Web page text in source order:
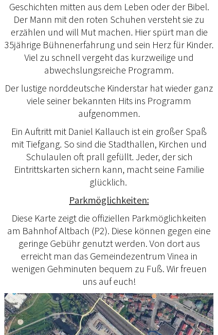
Geschichten mitten aus dem Leben oder der Bibel.
Der Mann mit den roten Schuhen versteht sie zu
erzählen und will Mut machen. Hier spürt man die
35jährige Bühnenerfahrung und sein Herz für Kinder.
Viel zu schnell vergeht das kurzweilige und
abwechslungsreiche Programm.
Der lustige norddeutsche Kinderstar hat wieder ganz
viele seiner bekannten Hits ins Programm
aufgenommen.
Ein Auftritt mit Daniel Kallauch ist ein großer Spaß
mit Tiefgang. So sind die Stadthallen, Kirchen und
Schulaulen oft prall gefüllt. Jeder, der sich
Eintrittskarten sichern kann, macht seine Familie
glücklich.
Parkmöglichkeiten:
Diese Karte zeigt die offiziellen Parkmöglichkeiten
am Bahnhof Altbach (P2). Diese können gegen eine
geringe Gebühr genutzt werden. Von dort aus
erreicht man das Gemeindezentrum Vinea in
wenigen Gehminuten bequem zu Fuß. Wir freuen
uns auf euch!